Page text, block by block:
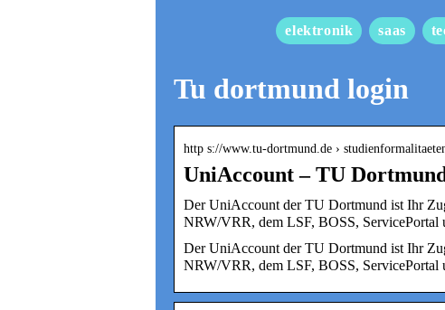
elektronik saas
Tu dortmund login
http s://www.tu-dortmund.de ›
UniAccount – TU
Der UniAccount der TU Dortmund ist Ihr
NRW/VRR, dem LSF, BOSS, ServicePortal
Der UniAccount der TU Dortmund ist Ihr
NRW/VRR, dem LSF, BOSS, ServicePortal